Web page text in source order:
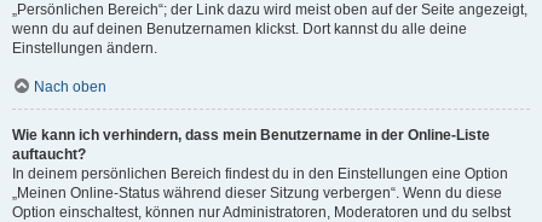
„Persönlichen Bereich“; der Link dazu wird meist oben auf der Seite angezeigt,
wenn du auf deinen Benutzernamen klickst. Dort kannst du alle deine
Einstellungen ändern.
Nach oben
Wie kann ich verhindern, dass mein Benutzername in der Online-Liste
auftaucht?
In deinem persönlichen Bereich findest du in den Einstellungen eine Option
„Meinen Online-Status während dieser Sitzung verbergen“. Wenn du diese
Option einschaltest, können nur Administratoren, Moderatoren und du selbst